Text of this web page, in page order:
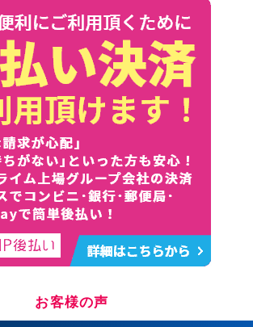
お客様の声